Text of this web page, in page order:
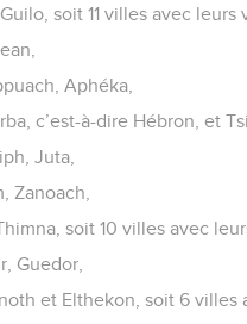
soit 11 villes avec leurs
Aphéka,
c’est-à-dire Hébron, et
Juta,
Zanoach,
soit 10 villes avec
Guedor,
et Elthekon, soit 6 villes